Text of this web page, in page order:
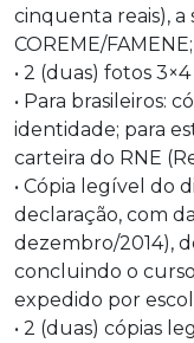
cinquenta reais), a
COREME/FAMENE;
• 2 (duas) fotos
• Para brasileiros:
identidade; para
carteira do RNE
• Cópia legível do
declaração, com
dezembro/2014),
concluindo o
expedido por
• 2 (duas) cópias